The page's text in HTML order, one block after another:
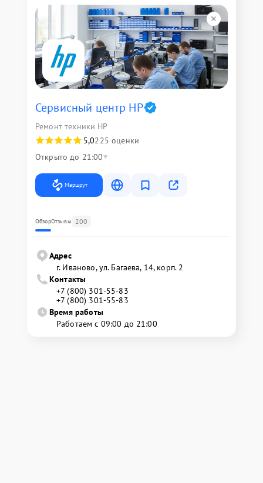
Сервисный центр HP
Ремонт техники HP
5,0225 оценки
Открыто до 21:00
Маршрут
ОбзорОтзывы 200
Адрес
г. Иваново, ул. Багаева, 14, корп. 2
Контакты
+7 (800) 301-55-83
+7 (800) 301-55-83
Время работы
Работаем с 09:00 до 21:00